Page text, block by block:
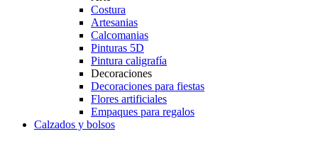
Costura
Artesanias
Calcomanias
Pinturas 5D
Pintura caligrafía
Decoraciones
Decoraciones para fiestas
Flores artificiales
Empaques para regalos
Calzados y bolsos